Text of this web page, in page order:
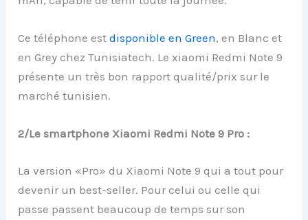
Ce téléphone estdisponible en Green, en Blanc et
en Grey chez Tunisiatech. Le xiaomi Redmi Note 9
présente un très bon rapport qualité/prix sur le
marché tunisien.
2/Le smartphone Xiaomi Redmi Note 9 Pro :
La version «Pro» du Xiaomi Note 9 qui a tout pour
devenir un best-seller. Pour celui ou celle qui
passe passent beaucoup de temps sur son